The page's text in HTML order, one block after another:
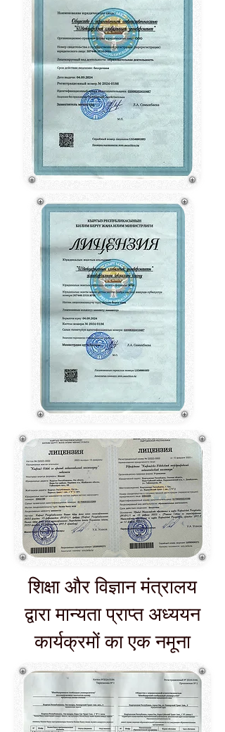
शिक्षा और विज्ञान मंत्रालय
द्वारा मान्यता प्राप्त अध्ययन
कार्यक्रमों का एक नमूना